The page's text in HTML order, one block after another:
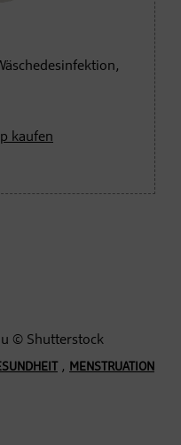
kaufen
© Shutterstock
, MENSTRUATION